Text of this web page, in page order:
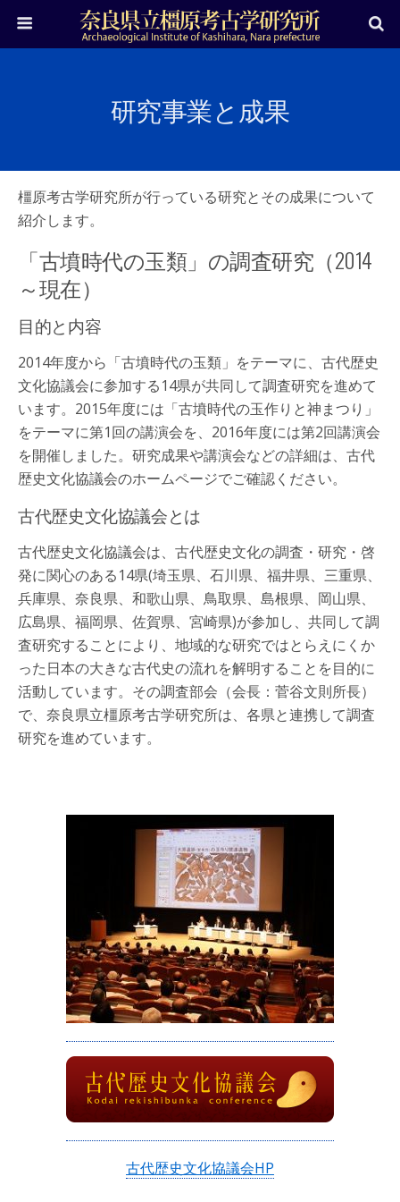
研究事業と成果
橿原考古学研究所が行っている研究とその成果について
紹介します。
「古墳時代の玉類」の調査研究（2014
～現在）
目的と内容
2014年度から「古墳時代の玉類」をテーマに、古代歴史
文化協議会に参加する14県が共同して調査研究を進めて
います。2015年度には「古墳時代の玉作りと神まつり」
をテーマに第1回の講演会を、2016年度には第2回講演会
を開催しました。研究成果や講演会などの詳細は、古代
歴史文化協議会のホームページでご確認ください。
古代歴史文化協議会とは
古代歴史文化協議会は、古代歴史文化の調査・研究・啓
発に関心のある14県(埼玉県、石川県、福井県、三重県、
兵庫県、奈良県、和歌山県、鳥取県、島根県、岡山県、
広島県、福岡県、佐賀県、宮崎県)が参加し、共同して調
査研究することにより、地域的な研究ではとらえにくか
った日本の大きな古代史の流れを解明することを目的に
活動しています。その調査部会（会長：菅谷文則所長）
で、奈良県立橿原考古学研究所は、各県と連携して調査
研究を進めています。
古代歴史文化協議会HP